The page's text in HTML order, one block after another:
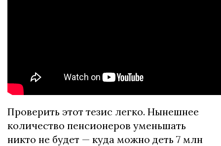
Проверить этот тезис легко. Нынешнее
количество пенсионеров уменьшать
никто не будет — куда можно деть 7 млн ​​